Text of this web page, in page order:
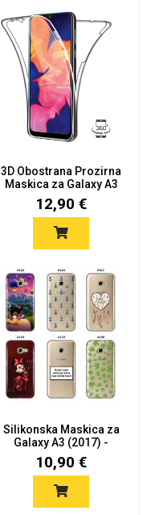
3D Obostrana Prozirna
Maskica za Galaxy A3
(20...
12,90 €
Silikonska Maskica za
Galaxy A3 (2017) -
Šaren...
10,90 €